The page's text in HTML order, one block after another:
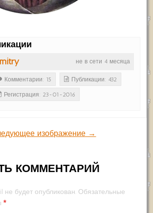
не в сети 4 месяца
Комментарии: 15 Публикации: 432
Регистрация: 23-01-2016
изображение →
КОММЕНТАРИЙ
не будет опубликован. Обязательные
*